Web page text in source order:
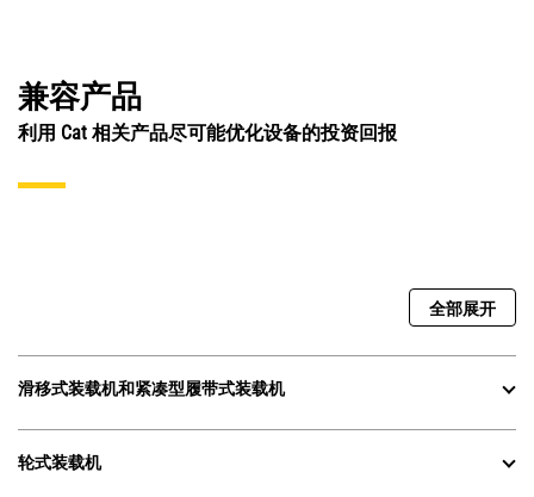
兼容产品
利用 Cat 相关产品尽可能优化设备的投资回报
全部展开
滑移式装载机和紧凑型履带式装载机
轮式装载机